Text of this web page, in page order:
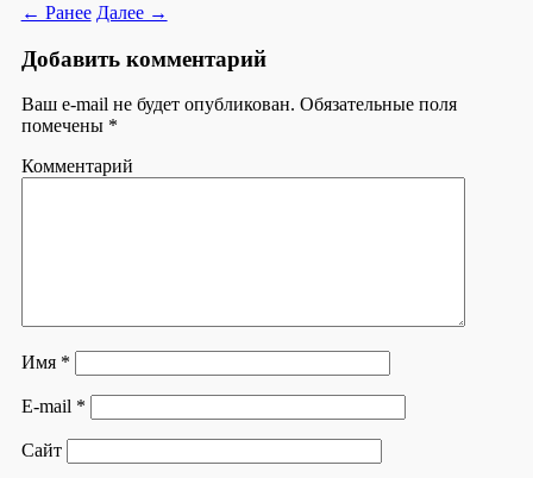
← Ранее Далее →
Добавить комментарий
Ваш e-mail не будет опубликован. Обязательные поля
помечены *
Комментарий
Имя *
E-mail *
Сайт